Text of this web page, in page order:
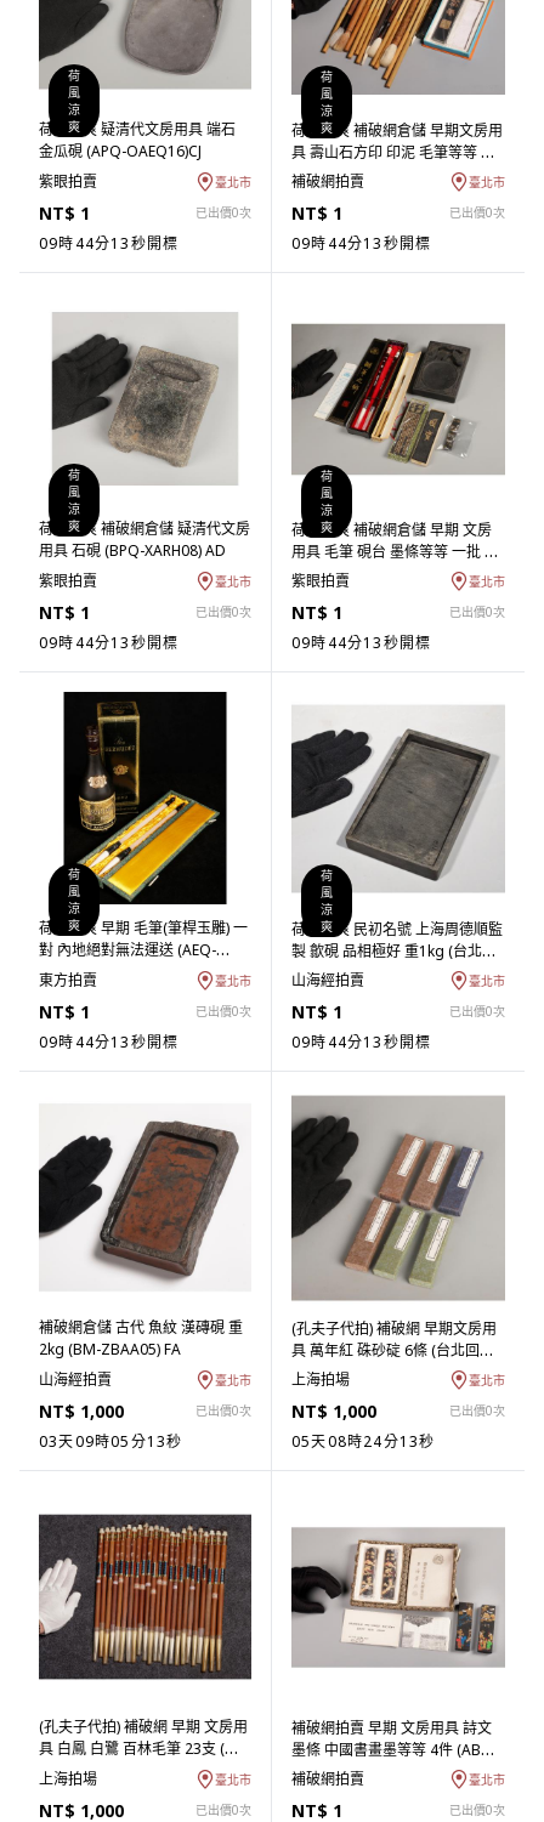
預熱
荷
風
涼
爽
荷風涼爽 疑清代文房用具 端石
金瓜硯 (APQ-OAEQ16)CJ
紫眼拍賣
臺北市
NT$ 1 已出價0次
09時44分12秒開標
預熱
荷
風
涼
爽
荷風涼爽 補破網倉儲 早期文房用
具 壽山石方印 印泥 毛筆等等 一
批 (BB-EAEW04) NG
補破網拍賣 臺北市
NT$ 1 已出價0次
09時44分12秒開標
預熱
荷
風
涼
爽
荷風涼爽 補破網倉儲 疑清代文房
用具 石硯 (BPQ-XARH08) AD
紫眼拍賣
臺北市
NT$ 1 已出價0次
09時44分12秒開標
預熱
荷
風
涼
爽
荷風涼爽 補破網倉儲 早期 文房
用具 毛筆 硯台 墨條等等 一批 品
相如圖 (BP-TBAA17) NG
紫眼拍賣 臺北市
NT$ 1 已出價0次
09時44分12秒開標
預熱
荷
風
涼
爽
荷風涼爽 早期 毛筆(筆桿玉雕) 一
對 內地絕對無法運送 (AEQ-
JBAA03) CJ
東方拍賣 臺北市
NT$ 1 已出價0次
09時44分12秒開標
預熱
荷
風
涼
爽
荷風涼爽 民初名號 上海周德順監
製 歙硯 品相極好 重1kg (台北回
歸物件) (AM-UAEF12) FA
山海經拍賣 臺北市
NT$ 1 已出價0次
09時44分12秒開標
補破網倉儲 古代 魚紋 漢磚硯 重
2kg (BM-ZBAA05) FA
山海經拍賣
臺北市
NT$ 1,000 已出價0次
03天09時05分12秒
(孔夫子代拍) 補破網 早期文房用
具 萬年紅 硃砂碇 6條 (台北回歸
物件) (ASHQ-BBAA05)UT
上海拍場 臺北市
NT$ 1,000 已出價0次
05天08時24分12秒
(孔夫子代拍) 補破網 早期 文房用
具 白鳳 白鷺 百林毛筆 23支 (台
北回歸物件) (ASHQ-IBAA07) FA
上海拍場 臺北市
NT$ 1,000 已出價0次
補破網拍賣 早期 文房用具 詩文
墨條 中國書畫墨等等 4件 (ABQ-
SBAB03)PJ
補破網拍賣 臺北市
NT$ 1 已出價0次